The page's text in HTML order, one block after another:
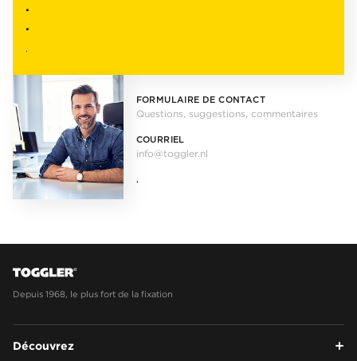
.
.
.
FORMULAIRE DE CONTACT
Questions, suggestions, commentaires
COURRIEL
info@toggler.nl
.
Depuis 1968, le plus fort de la fixation
Découvrez